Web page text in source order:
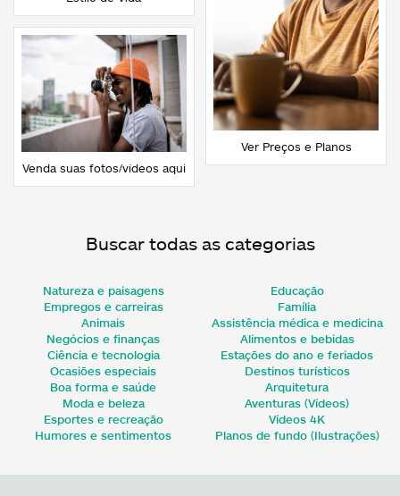
Venda suas fotos/vídeos aqui
Ver Preços e Planos
Buscar todas as categorias
Natureza e paisagens
Empregos e carreiras
Animais
Negócios e finanças
Ciência e tecnologia
Educação
Família
Assistência médica e medicina
Alimentos e bebidas
Estações do ano e feriados
Ocasiões especiais
Boa forma e saúde
Moda e beleza
Esportes e recreação
Humores e sentimentos
Destinos turísticos
Arquitetura
Aventuras (Vídeos)
Vídeos 4K
Planos de fundo (Ilustrações)